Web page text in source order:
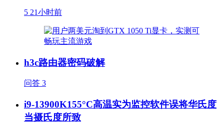
5 21小时前
h3c路由器密码破解
问答 3
i9-13900K155°C高温实为监控软件误将华氏度
当摄氏度所致